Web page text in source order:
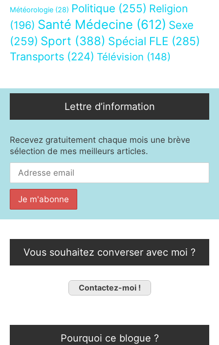
Météorologie (28) Politique (255) Religion
(196) Santé Médecine (612) Sexe
(259) Sport (388) Spécial FLE (285)
Transports (224) Télévision (148)
Lettre d’information
Recevez gratuitement chaque mois une brève
sélection de mes meilleurs articles.
Vous souhaitez converser avec moi ?
Contactez-moi !
Pourquoi ce blogue ?